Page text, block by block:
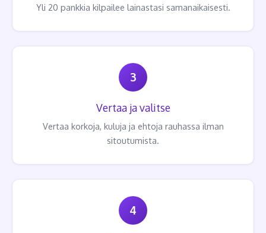
Yli 20 pankkia kilpailee lainastasi samanaikaisesti.
3
Vertaa ja valitse
Vertaa korkoja, kuluja ja ehtoja rauhassa ilman
sitoutumista.
4